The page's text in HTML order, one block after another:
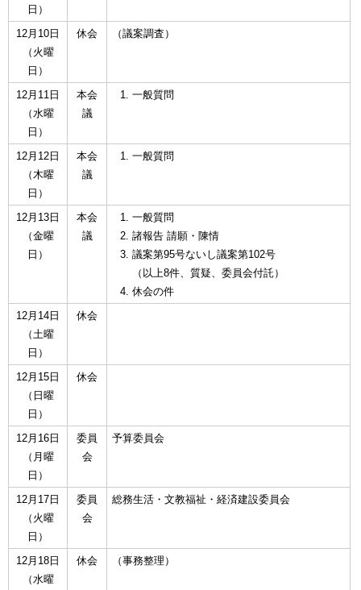
日）
12月10日
（火曜
日）
休会 （議案調査）
12月11日
（水曜
日）
本会
議
一般質問
12月12日
（木曜
日）
本会
議
一般質問
12月13日
（金曜
日）
本会
議
一般質問
諸報告 請願・陳情
議案第95号ないし議案第102号
（以上8件、質疑、委員会付託）
休会の件
12月14日
（土曜
日）
休会
12月15日
（日曜
日）
休会
12月16日
（月曜
日）
委員
会
予算委員会
12月17日
（火曜
日）
委員
会
総務生活・文教福祉・経済建設委員会
12月18日
（水曜
休会 （事務整理）